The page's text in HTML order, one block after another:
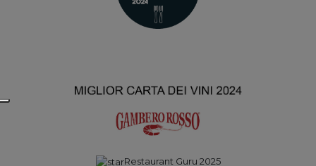
Restaurant Guru 2025